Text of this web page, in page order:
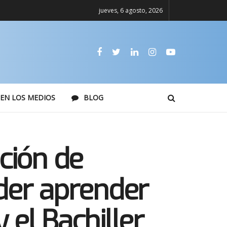
jueves, 6 agosto, 2026
EN LOS MEDIOS BLOG
de
aprender